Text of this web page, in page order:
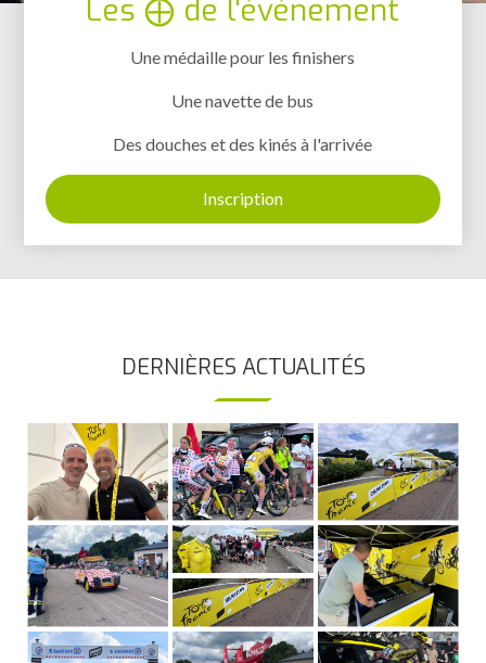
Les ⨁ de l'événement
Une médaille pour les finishers
Une navette de bus
Des douches et des kinés à l'arrivée
Inscription
DERNIÈRES ACTUALITÉS